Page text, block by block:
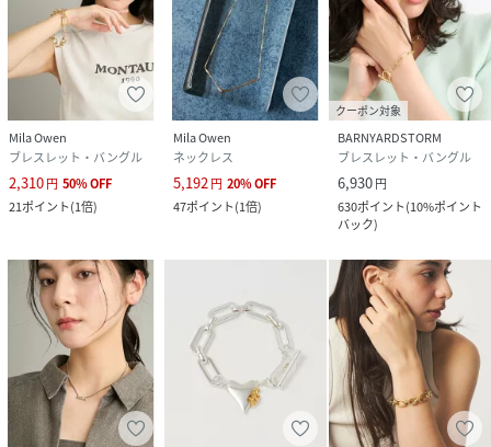
Mila Owen
ブレスレット・バングル
2,310円 50%OFF
21ポイント(1倍)
Mila Owen
ネックレス
5,192円 20%OFF
47ポイント(1倍)
クーポン対象
BARNYARDSTORM
ブレスレット・バングル
6,930円
630ポイント(10%ポイント
バック)